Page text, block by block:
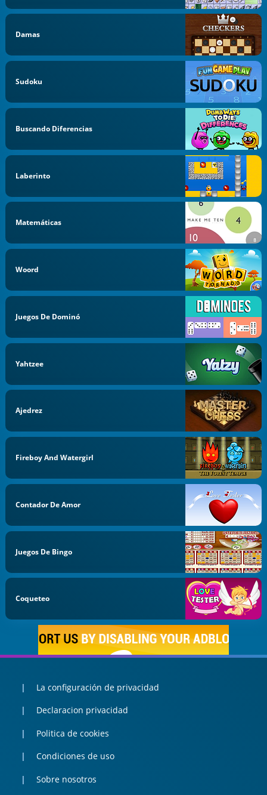
Damas
Sudoku
Buscando Diferencias
Laberinto
Matemáticas
Woord
Juegos De Dominó
Yahtzee
Ajedrez
Fireboy And Watergirl
Contador De Amor
Juegos De Bingo
Coqueteo
La configuración de privacidad
Declaracion privacidad
Politica de cookies
Condiciones de uso
Sobre nosotros